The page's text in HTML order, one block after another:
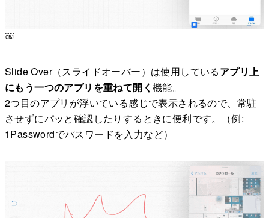
￼
Slide Over（スライドオーバー）は使用しているアプリ上
にもう一つのアプリを重ねて開く 機能。
2つ目のアプリが浮いている感じで表示されるので、常駐
させずにパッと確認したりするときに便利です。（例:
1Passwordでパスワードを入力など）